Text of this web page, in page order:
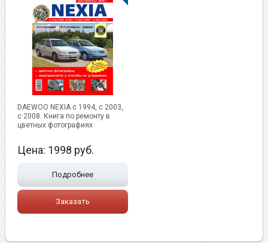
DAEWOO NEXIA с 1994, с 2003,
с 2008. Книга по ремонту в
цветных фотографиях
Цена: 1998 руб.
Подробнее
Заказать